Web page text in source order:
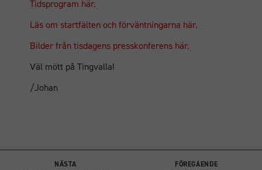
Tidsprogram här.
Läs om startfälten och förväntningarna här.
Bilder från tisdagens presskonferens här.
Väl mött på Tingvalla!
/Johan
NÄSTA FÖREGÅENDE